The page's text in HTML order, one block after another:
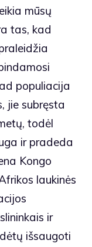
mūsų
tas, kad
populiacija
jie subręsta
todėl
ir pradeda
Kongo
laukinės
ir
išsaugoti